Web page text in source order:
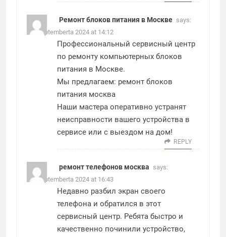
Ремонт блоков питания в Москве says:
19. Septemberta 2024 at 14:12
Профессиональный сервисный центр
по ремонту компьютерных блоков
питания в Москве.
Мы предлагаем: ремонт блоков
питания москва
Наши мастера оперативно устранят
неисправности вашего устройства в
сервисе или с выездом на дом!
REPLY
ремонт телефонов москва says:
19. Septemberta 2024 at 16:43
Недавно разбил экран своего
телефона и обратился в этот
сервисный центр. Ребята быстро и
качественно починили устройство,